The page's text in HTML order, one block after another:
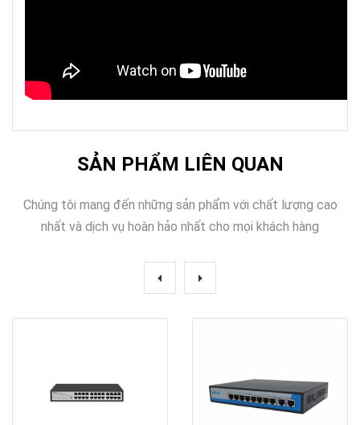
SẢN PHẨM LIÊN QUAN
Chúng tôi mang đến những sản phẩm với chất lượng cao
nhất và dịch vụ hoàn hảo nhất cho mọi khách hàng